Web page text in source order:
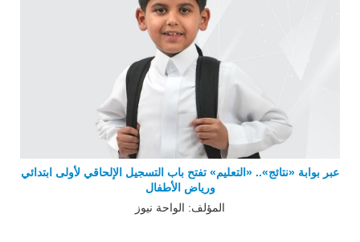
عبر بوابة «نتائج».. «التعليم» تفتح باب التسجيل الإلحاقي لأولى ابتدائي
ورياض الأطفال
المؤلف: الواحة نيوز